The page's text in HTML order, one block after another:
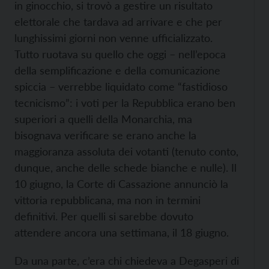
in ginocchio, si trovò a gestire un risultato
elettorale che tardava ad arrivare e che per
lunghissimi giorni non venne ufficializzato.
Tutto ruotava su quello che oggi – nell’epoca
della semplificazione e della comunicazione
spiccia – verrebbe liquidato come “fastidioso
tecnicismo”: i voti per la Repubblica erano ben
superiori a quelli della Monarchia, ma
bisognava verificare se erano anche la
maggioranza assoluta dei votanti (tenuto conto,
dunque, anche delle schede bianche e nulle). Il
10 giugno, la Corte di Cassazione annunciò la
vittoria repubblicana, ma non in termini
definitivi. Per quelli si sarebbe dovuto
attendere ancora una settimana, il 18 giugno.
Da una parte, c’era chi chiedeva a Degasperi di